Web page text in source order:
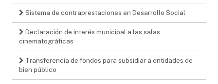
Sistema de contraprestaciones en Desarrollo Social
Declaración de interés municipal a las salas
cinematográficas
Transferencia de fondos para subsidiar a entidades de
bien público